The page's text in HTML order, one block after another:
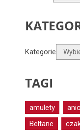
Kategorie
TAGI
amulety
Beltane